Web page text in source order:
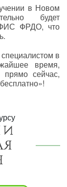
в Новом
будет
ФИС ФРДО, что
в
время,
прямо сейчас,
И